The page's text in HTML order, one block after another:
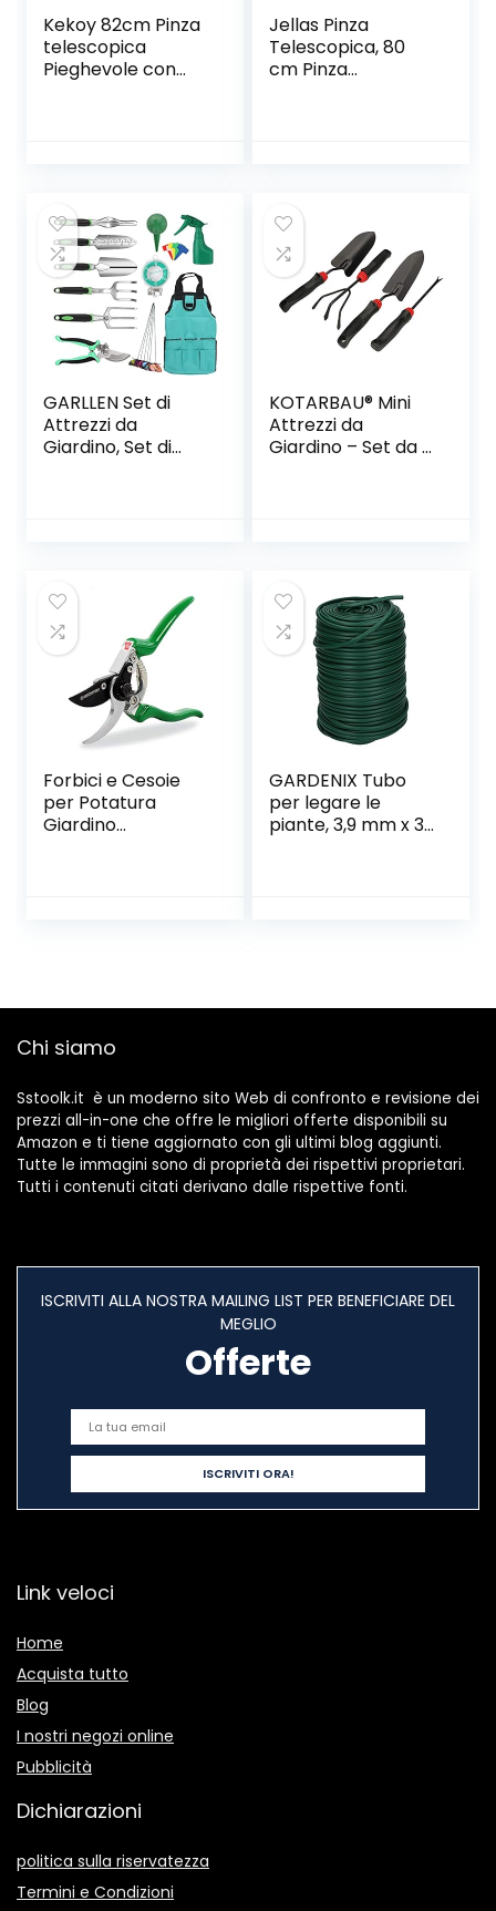
Kekoy 82cm Pinza
telescopica
Pieghevole con
Rotante a 90
Gradi, mascella
Antiscivolo
Jellas Pinza
Telescopica, 80
cm Pinza
Gomma (Arancia)
GARLLEN Set di
Attrezzi da
Giardino, Set di
Esterni, Adatto per
Donne/Uomini/Gia
rdinieri
KOTARBAU® Mini
Attrezzi da
Giardino – Set da 4
Forbici e Cesoie
per Potatura
Giardino
GARDENIX Tubo
per legare le
piante, 3,9 mm x 30
Chi siamo
Sstoolk.it è un moderno sito Web di confronto e revisione dei
prezzi all-in-one che offre le migliori offerte disponibili su
Amazon e ti tiene aggiornato con gli ultimi blog aggiunti.
Tutte le immagini sono di proprietà dei rispettivi proprietari.
Tutti i contenuti citati derivano dalle rispettive fonti.
ISCRIVITI ALLA NOSTRA MAILING LIST PER BENEFICIARE DEL
MEGLIO
Offerte
Link veloci
Home
Acquista tutto
Blog
I nostri negozi online
Pubblicità
Dichiarazioni
politica sulla riservatezza
Termini e Condizioni